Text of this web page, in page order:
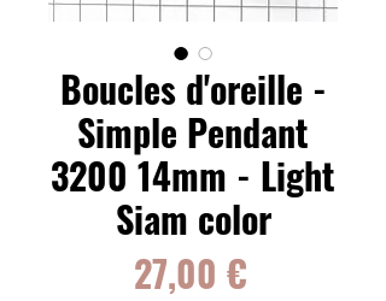
Boucles d'oreille -
Simple Pendant
3200 14mm - Light
Siam color
27,00 €Prix